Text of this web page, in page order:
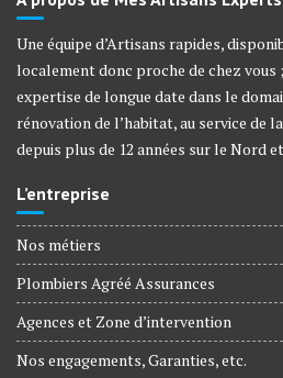
Une équipe d’Artisans rapides,
localement donc proche de chez vous
expertise de longue date dans le
rénovation de l’habitat, au service de
depuis plus de 12 années sur le Nord
L’entreprise
Nos métiers
Plombiers Agréé Assurances
Agences et Zone d’intervention
Nos engagements, Garanties, etc.